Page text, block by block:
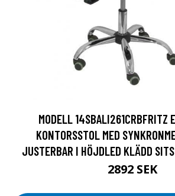
MODELL 14SBALI261CRBFRITZ
KONTORSSTOL MED
JUSTERBAR I HÖJDLED KLÄDD
2892 SEK